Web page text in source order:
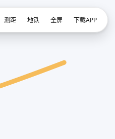
测距 地铁 全屏 下载APP